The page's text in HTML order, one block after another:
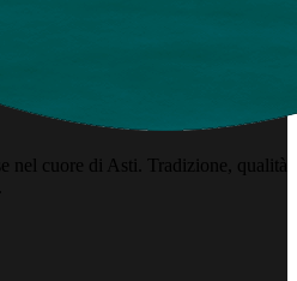
nel cuore di Asti. Tradizione, qualità